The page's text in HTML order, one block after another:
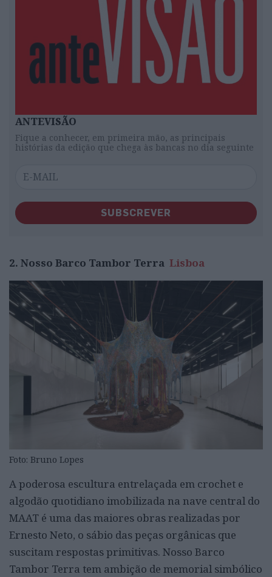
ANTEVISÃO
Fique a conhecer, em primeira mão, as principais
histórias da edição que chega às bancas no dia seguinte
SUBSCREVER
2. Nosso Barco Tambor Terra Lisboa
Foto: Bruno Lopes
A poderosa escultura entrelaçada em crochet e
algodão quotidiano imobilizada na nave central do
MAAT é uma das maiores obras realizadas por
Ernesto Neto, o sábio das peças orgânicas que
suscitam respostas primitivas. Nosso Barco
Tambor Terra tem ambição de memorial simbólico